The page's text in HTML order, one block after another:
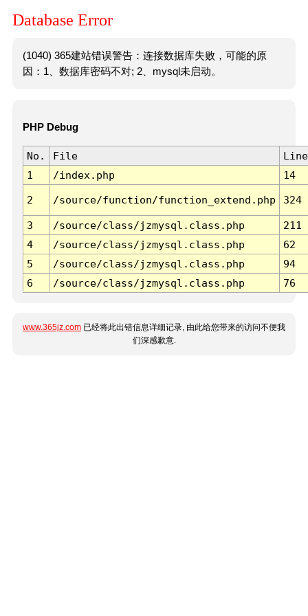
Database Error
(1040) 365建站错误警告：连接数据库失败，可能的原
因：1、数据库密码不对; 2、mysql未启动。
PHP Debug
No. File
Line
1
/index.php 14
2 /source/function/function_extend.php 324
3 /source/class/jzmysql.class.php
211
4
/source/class/jzmysql.class.php
62
5
/source/class/jzmysql.class.php
94
6
/source/class/jzmysql.class.php 76
www.365jz.com 已经将此出错信息详细记录, 由此给您带来的访问不便我
们深感歉意.